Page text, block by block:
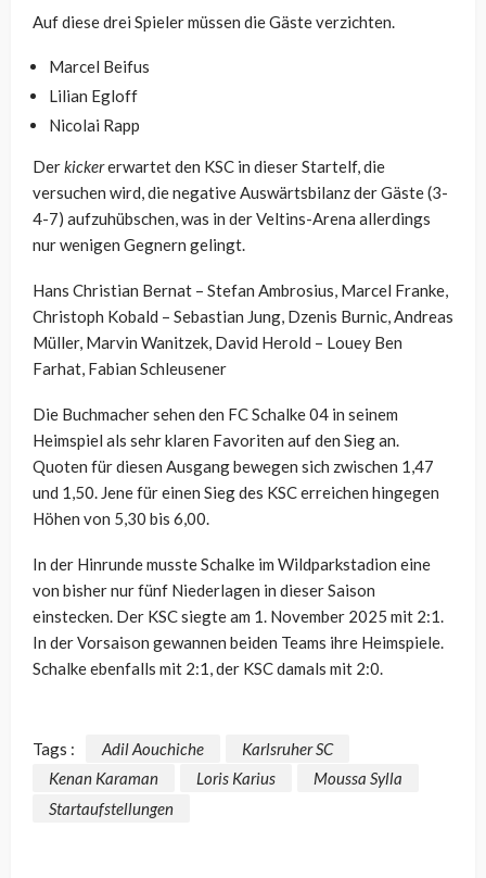
Auf diese drei Spieler müssen die Gäste verzichten.
Marcel Beifus
Lilian Egloff
Nicolai Rapp
Derkickererwartet den KSC in dieser Startelf, die
versuchen wird, die negative Auswärtsbilanz der Gäste (3-
4-7) aufzuhübschen, was in der Veltins-Arena allerdings
nur wenigen Gegnern gelingt.
Hans Christian Bernat – Stefan Ambrosius, Marcel Franke,
Christoph Kobald – Sebastian Jung, Dzenis Burnic, Andreas
Müller, Marvin Wanitzek, David Herold – Louey Ben
Farhat, Fabian Schleusener
Die Buchmacher sehen den FC Schalke 04 in seinem
Heimspiel als sehr klaren Favoriten auf den Sieg an.
Quoten für diesen Ausgang bewegen sich zwischen 1,47
und 1,50. Jene für einen Sieg des KSC erreichen hingegen
Höhen von 5,30 bis 6,00.
In der Hinrunde musste Schalke im Wildparkstadion eine
von bisher nur fünf Niederlagen in dieser Saison
einstecken. Der KSC siegte am 1. November 2025 mit 2:1.
In der Vorsaison gewannen beiden Teams ihre Heimspiele.
Schalke ebenfalls mit 2:1, der KSC damals mit 2:0.
Tags : Adil Aouchiche
Karlsruher SC
Kenan Karaman
Loris Karius
Moussa Sylla
Startaufstellungen